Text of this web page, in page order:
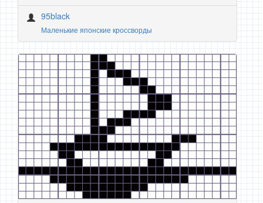
95black
Маленькие японские кроссворды